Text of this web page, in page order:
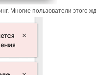
Многие пользователи этого